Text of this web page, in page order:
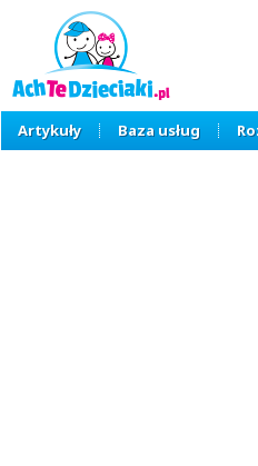
Artykuły Baza usług